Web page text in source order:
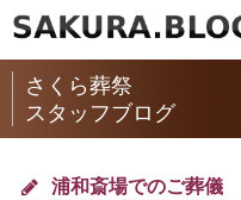
さくら葬祭
スタッフブログ
浦和斎場でのご葬儀